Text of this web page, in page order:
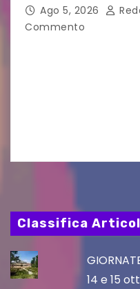
Ago 5, 2026
Commento
Classifica
14 e 15